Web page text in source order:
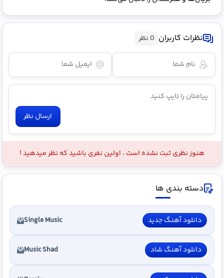
نظرات کاربران 0 نظر
ارسال نظر
هنوز نظری ثبت نشده است ، اولین نفری باشید که نظر میدهید !
دسته بندی ها
دانلود آهنگ جدید Single Music
دانلود آهنگ شاد Music Shad